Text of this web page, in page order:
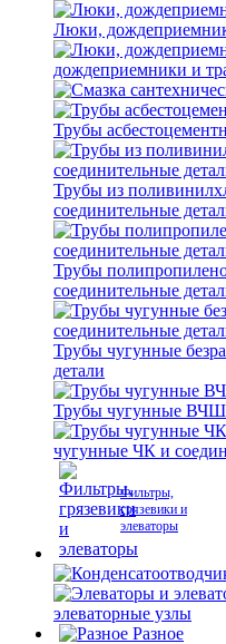
Люки,
дождеприемники и
Трубы
Трубы из
соединительные
Трубы
соединительные
Трубы чугунные
детали
Трубы чугунные
чугунные ЧК и
Фильтры,
грязевики и
элеваторы
элеваторные узлы
Разное